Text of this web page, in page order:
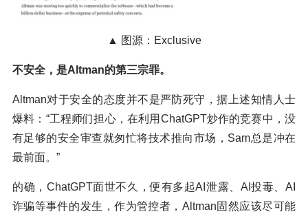
▲ 图源：Exclusive
不安全，是Altman的第三宗罪。
Altman对于安全的态度并不是严防死守，据上述知情人士
爆料：“工程师们担心，在利用ChatGPT炒作的竞赛中，没
有足够的安全审查就匆忙将技术推向市场，Sam总是冲在
最前面。”
的确，ChatGPT面世不久，便有多起AI泄露、AI投毒、AI
诈骗等事件的发生，作为管控者，Altman固然应该尽可能